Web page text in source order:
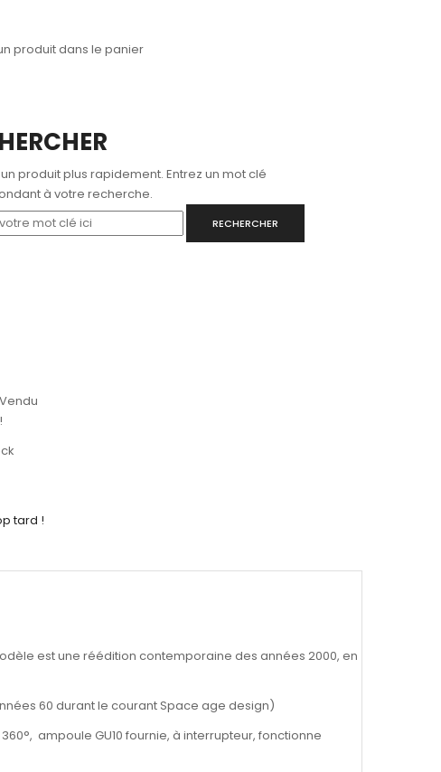
produit dans le panier
produit plus rapidement. Entrez un mot clé
à votre recherche.
RECHERCHER
Vendu
tard !
est une réédition contemporaine des années 2000, en
60 durant le courant Space age design)
ampoule GU10 fournie, à interrupteur, fonctionne